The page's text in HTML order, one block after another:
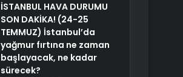
İSTANBUL HAVA DURUMU
SON DAKİKA! (24-25
TEMMUZ) İstanbul’da
yağmur fırtına ne zaman
başlayacak, ne kadar
sürecek?